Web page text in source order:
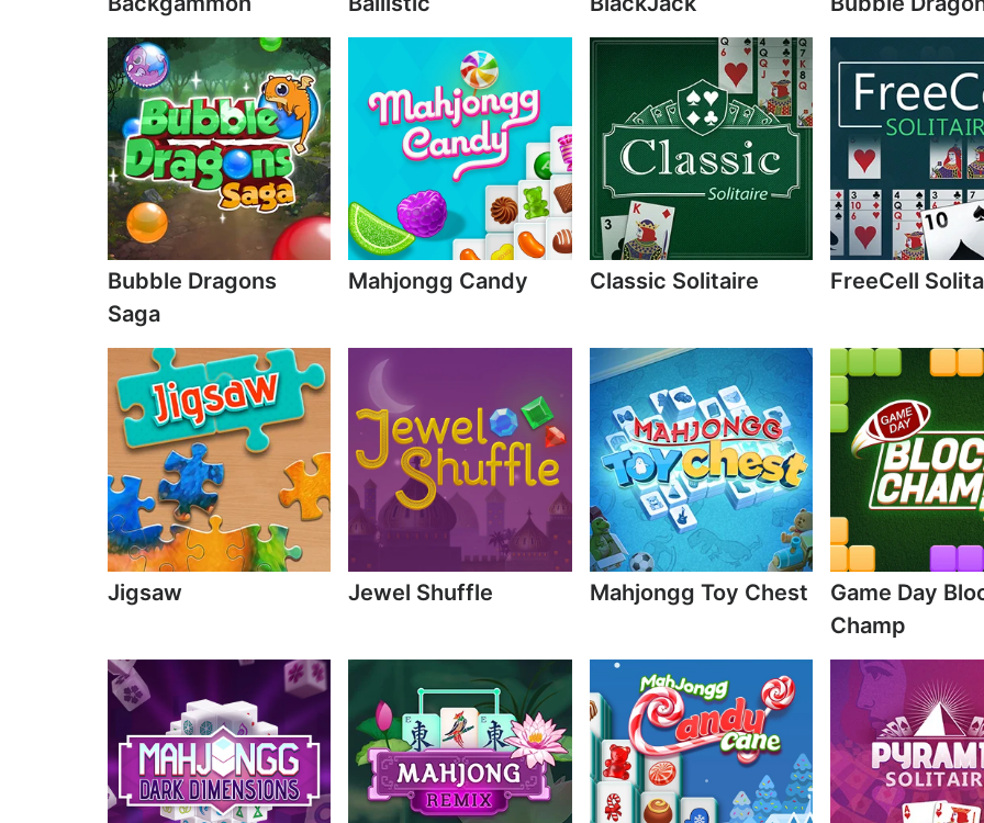
Bubble Dragons
Saga
Mahjongg Candy Classic Solitaire FreeCell
Jigsaw Jewel Shuffle Mahjongg Toy Chest
Game Day
Champ